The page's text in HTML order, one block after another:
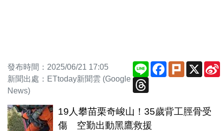
發布時間：2025/06/21 17:05
新聞出處：ETtoday新聞雲 (Google
News)
Line Facebook
Plurk X
19人攀苗栗奇峻山！35歲背工脛骨受
傷 空勤出動黑鷹救援